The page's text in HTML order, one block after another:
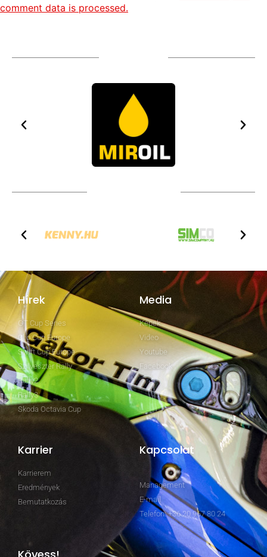
comment data is processed.
Hírek
GT Cup Series
Clio Cup Europe
Swift Cup Europe
Szilveszter Rally
Rally2
Rally3
Skoda Octavia Cup
Media
Képek
Video
Youtube
Facebook
Karrier
Karrierem
Eredmények
Bemutatkozás
Kapcsolat
Management
E-mail
Telefon: +36 20 967 80 24